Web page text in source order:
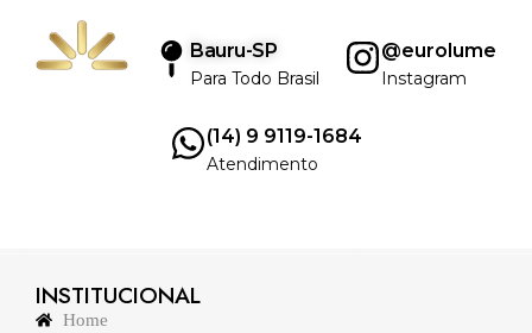
Bauru-SP
Para Todo Brasil
@eurolume
Instagram
(14) 9 9119-1684
Atendimento
INSTITUCIONAL
Home